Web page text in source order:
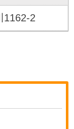
1162-2